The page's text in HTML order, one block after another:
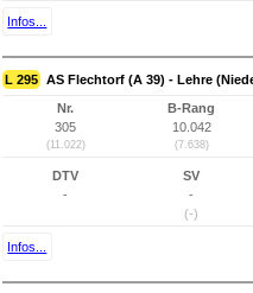
Infos...
L 295 AS Flechtorf (A 39) - Lehre
Nr.
305
(11.022)
B-Rang
10.042
(7.638)
DTV
-
SV
-
(-)
Infos...